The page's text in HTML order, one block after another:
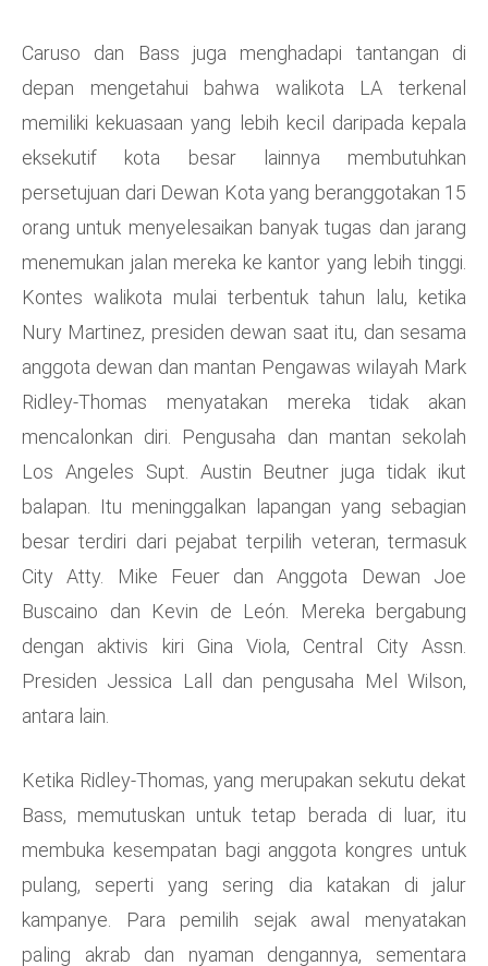
Caruso dan Bass juga menghadapi tantangan di
depan mengetahui bahwa walikota LA terkenal
memiliki kekuasaan yang lebih kecil daripada kepala
eksekutif kota besar lainnya membutuhkan
persetujuan dari Dewan Kota yang beranggotakan 15
orang untuk menyelesaikan banyak tugas dan jarang
menemukan jalan mereka ke kantor yang lebih tinggi.
Kontes walikota mulai terbentuk tahun lalu, ketika
Nury Martinez, presiden dewan saat itu, dan sesama
anggota dewan dan mantan Pengawas wilayah Mark
Ridley-Thomas menyatakan mereka tidak akan
mencalonkan diri. Pengusaha dan mantan sekolah
Los Angeles Supt. Austin Beutner juga tidak ikut
balapan. Itu meninggalkan lapangan yang sebagian
besar terdiri dari pejabat terpilih veteran, termasuk
City Atty. Mike Feuer dan Anggota Dewan Joe
Buscaino dan Kevin de León. Mereka bergabung
dengan aktivis kiri Gina Viola, Central City Assn.
Presiden Jessica Lall dan pengusaha Mel Wilson,
antara lain.
Ketika Ridley-Thomas, yang merupakan sekutu dekat
Bass, memutuskan untuk tetap berada di luar, itu
membuka kesempatan bagi anggota kongres untuk
pulang, seperti yang sering dia katakan di jalur
kampanye. Para pemilih sejak awal menyatakan
paling akrab dan nyaman dengannya, sementara